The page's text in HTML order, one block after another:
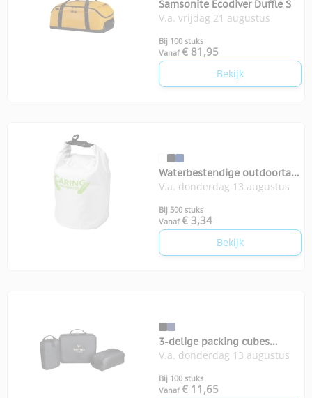
Samsonite Ecodiver Duffle S
V.a. vrijdag 21 augustus
Bij 100 stuks
Vanaf € 81,95
Bekijk
Waterbestendige outdoortas
5L Survivor
V.a. donderdag 13 augustus
Bij 500 stuks
Vanaf € 3,34
Bekijk
3-delige packing cubes
Renew AWARE™
V.a. donderdag 13 augustus
Bij 100 stuks
Vanaf € 11,65